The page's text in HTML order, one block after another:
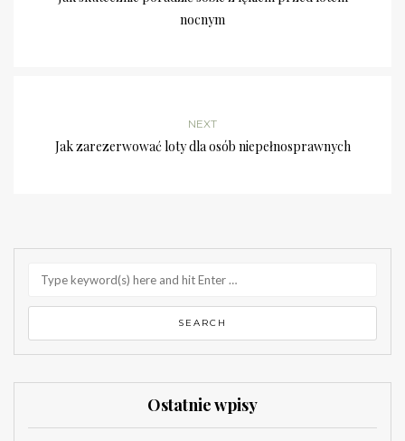
nocnym
NEXT
Jak zarezerwować loty dla osób niepełnosprawnych
Ostatnie wpisy